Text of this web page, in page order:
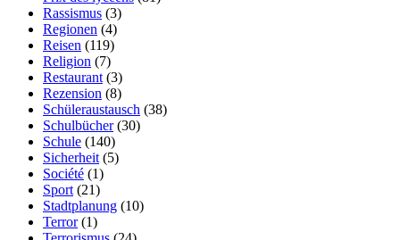
Rassismus (3)
Regionen (4)
Reisen (119)
Religion (7)
Restaurant (3)
Rezension (8)
Schüleraustausch (38)
Schulbücher(30)
Schule (140)
Sicherheit (5)
Société (1)
Sport (21)
Stadtplanung (10)
Terror(1)